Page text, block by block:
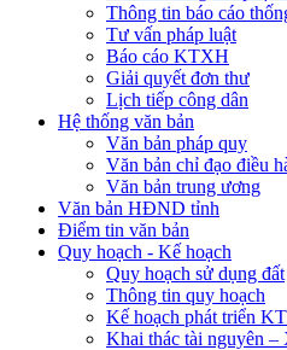
Thông tin báo cáo
Tư vấn pháp luật
Báo cáo KTXH
Giải quyết đơn thư
Lịch tiếp công dân
Hệ thống văn bản
Văn bản pháp quy
Văn bản chỉ đạo điều
Văn bản trung ương
Văn bản HĐND tỉnh
Điểm tin văn bản
Quy hoạch - Kế hoạch
Quy hoạch sử dụng đất
Thông tin quy hoạch
Kế hoạch phát triển
Khai thác tài nguyên –